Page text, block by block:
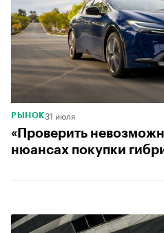
РЫНОК31 июля
«Проверить
нюансах покупки